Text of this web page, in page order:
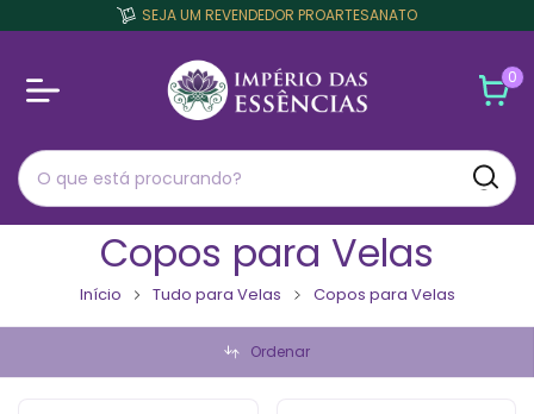
SEJA UM REVENDEDOR PROARTESANATO
0
Copos para Velas
Início Tudo para Velas Copos para Velas
Ordenar